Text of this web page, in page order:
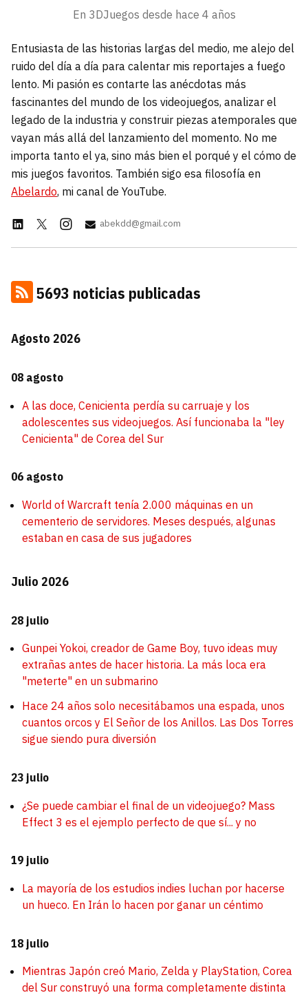
En 3DJuegos desde hace 4 años
Entusiasta de las historias largas del medio, me alejo del
ruido del día a día para calentar mis reportajes a fuego
lento. Mi pasión es contarte las anécdotas más
fascinantes del mundo de los videojuegos, analizar el
legado de la industria y construir piezas atemporales que
vayan más allá del lanzamiento del momento. No me
importa tanto el ya, sino más bien el porqué y el cómo de
mis juegos favoritos. También sigo esa filosofía en
Abelardo, mi canal de YouTube.
abekdd@gmail.com
5693 noticias publicadas
Agosto 2026
08 agosto
A las doce, Cenicienta perdía su carruaje y los
adolescentes sus videojuegos. Así funcionaba la "ley
Cenicienta" de Corea del Sur
06 agosto
World of Warcraft tenía 2.000 máquinas en un
cementerio de servidores. Meses después, algunas
estaban en casa de sus jugadores
Julio 2026
28 julio
Gunpei Yokoi, creador de Game Boy, tuvo ideas muy
extrañas antes de hacer historia. La más loca era
"meterte" en un submarino
Hace 24 años solo necesitábamos una espada, unos
cuantos orcos y El Señor de los Anillos. Las Dos Torres
sigue siendo pura diversión
23 julio
¿Se puede cambiar el final de un videojuego? Mass
Effect 3 es el ejemplo perfecto de que sí... y no
19 julio
La mayoría de los estudios indies luchan por hacerse
un hueco. En Irán lo hacen por ganar un céntimo
18 julio
Mientras Japón creó Mario, Zelda y PlayStation, Corea
del Sur construyó una forma completamente distinta
¿Todavía no tienes cuenta?
Regístrate gratis
El inicio de sesión con Facebook ya no está
disponible, pero puedes seguir usando tu cuenta
de 3DJuegos:
Recupera tu acceso con Facebook
carácter inicial), pero no mayúsculas, espacios,
tildes o caracteres especiales.
He leído y acepto lapolitica de
privacidad y de participación
Registrarse en 3DJuegos
Entra con Google
¿Ya tienes cuenta?